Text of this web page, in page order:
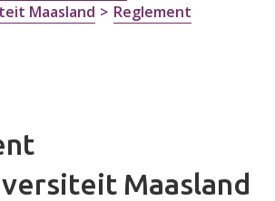
Maasland
Reglement
Maasland